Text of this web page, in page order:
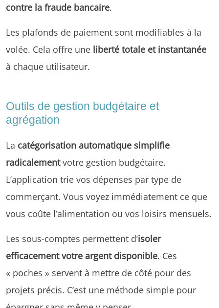
contre la fraude bancaire.
Les plafonds de paiement sont modifiables à la
volée. Cela offre une liberté totale et instantanée
à chaque utilisateur.
Outils de gestion budgétaire et
agrégation
La catégorisation automatique simplifie
radicalementvotre gestion budgétaire.
L’application trie vos dépenses par type de
commerçant. Vous voyez immédiatement ce que
vous coûte l’alimentation ou vos loisirs mensuels.
Les sous-comptes permettent d’isoler
efficacement votre argent disponible. Ces
« poches » servent à mettre de côté pour des
projets précis. C’est une méthode simple pour